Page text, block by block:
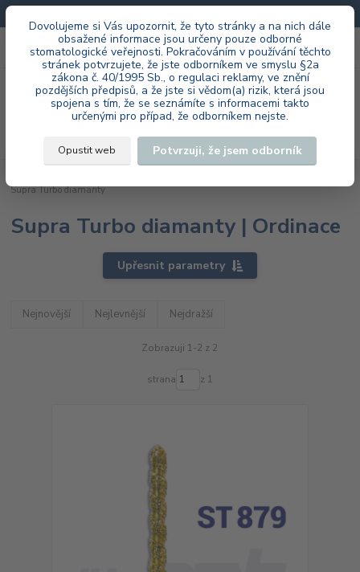
Dovolujeme si Vás upozornit, že tyto stránky a na nich dále
obsažené informace jsou určeny pouze odborné
stomatologické veřejnosti. Pokračováním v používání těchto
stránek potvrzujete, že jste odborníkem ve smyslu §2a
zákona č. 40/1995 Sb., o regulaci reklamy, ve znění
pozdějších předpisů, a že jste si vědom(a) rizik, která jsou
spojena s tím, že se seznámíte s informacemi takto
určenými pro případ, že odborníkem nejste.
Opustit web Potvrzuji, že jsem odborník
Menu
Hledat
+420 603 985 555 za0 Kč
Supra Turbo diamanty
Supra Turbo diamanty | Ordinace
Upřesnit parametry
Nejnovější Nejlevnější Nejdražší
Zobrazuji 1-2 z 2
strana z 1